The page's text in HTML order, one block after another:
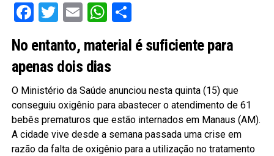
Facebook
Twitter
EmailWhatsApp
Share
No entanto, material é suficiente para
apenas dois dias
O Ministério da Saúde anunciou nesta quinta (15) que
conseguiu oxigênio para abastecer o atendimento de 61
bebês prematuros que estão internados em Manaus (AM).
A cidade vive desde a semana passada uma crise em
razão da falta de oxigênio para a utilização no tratamento